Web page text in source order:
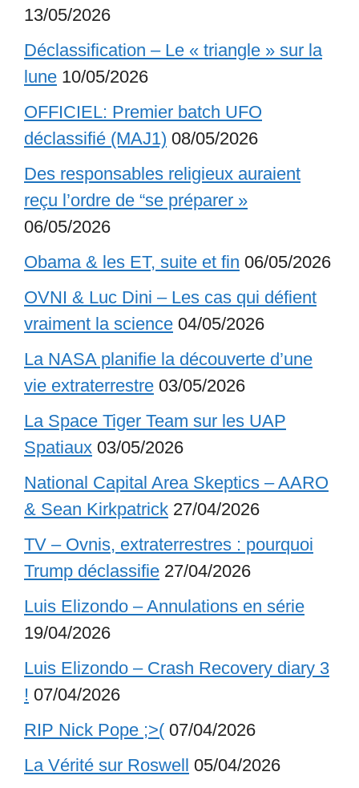
13/05/2026
Déclassification – Le « triangle » sur la
lune 10/05/2026
OFFICIEL: Premier batch UFO
déclassifié (MAJ1) 08/05/2026
Des responsables religieux auraient
reçu l’ordre de “se préparer »
06/05/2026
Obama & les ET, suite et fin 06/05/2026
OVNI & Luc Dini – Les cas qui défient
vraiment la science 04/05/2026
La NASA planifie la découverte d’une
vie extraterrestre 03/05/2026
La Space Tiger Team sur les UAP
Spatiaux 03/05/2026
National Capital Area Skeptics – AARO
& Sean Kirkpatrick 27/04/2026
TV – Ovnis, extraterrestres : pourquoi
Trump déclassifie 27/04/2026
Luis Elizondo – Annulations en série
19/04/2026
Luis Elizondo – Crash Recovery diary 3
! 07/04/2026
RIP Nick Pope ;>( 07/04/2026
La Vérité sur Roswell
05/04/2026